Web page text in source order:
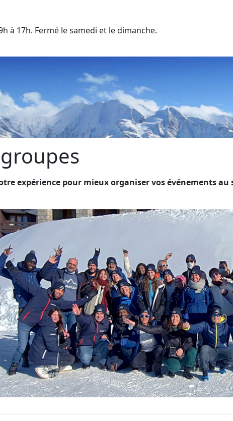
à 17h. Fermé le samedi et le dimanche.
expérience pour mieux organiser vos événements au